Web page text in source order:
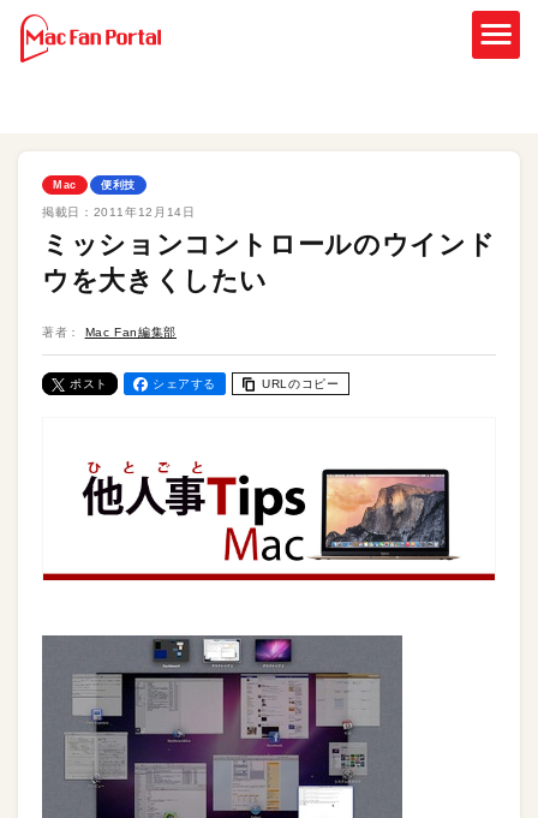
Mac 便利技
掲載日： 2011年12月14日
ミッションコントロールのウインド
ウを大きくしたい
著者： Mac Fan編集部
ポスト シェアする URLのコピー